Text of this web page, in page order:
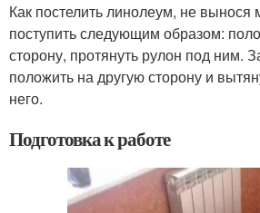
Как постелить линолеум, не
поступить следующим образом:
сторону, протянуть рулон под ним.
положить на другую сторону и
него.
Подготовка к работе